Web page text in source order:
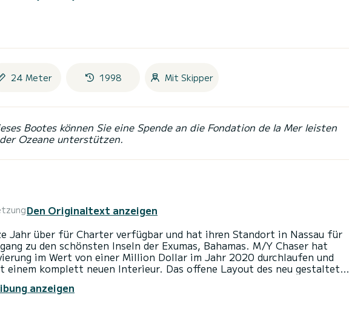
24 Meter 1998 Mit Skipper
Bootes können Sie eine Spende an die Fondation de la Mer leisten
Ozeane unterstützen.
Den Originaltext anzeigen
Jahr über für Charter verfügbar und hat ihren Standort in Nassau für
zu den schönsten Inseln der Exumas, Bahamas. M/Y Chaser hat
im Wert von einer Million Dollar im Jahr 2020 durchlaufen und
komplett neuen Interieur. Das offene Layout des neu gestalteten
jeder Aspekt des Hauptdecks wurde ersetzt und modernisiert. Zu den
anzeigen